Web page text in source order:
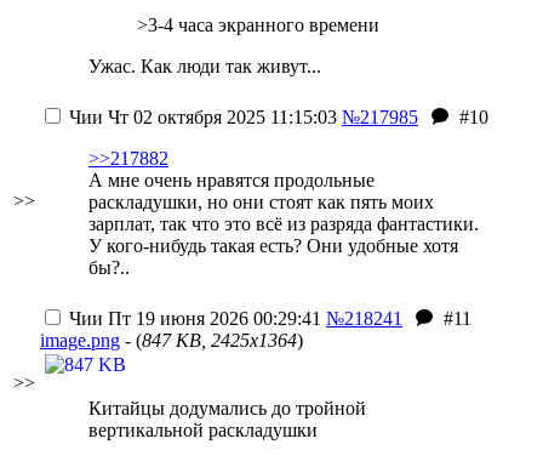
>3-4 часа экранного времени
Ужас. Как люди так живут...
>>
Чии Чт 02 октября 2025 11:15:03 №217985
#10
>>217882
А мне очень нравятся продольные
раскладушки, но они стоят как пять моих
зарплат, так что это всё из разряда фантастики.
У кого-нибудь такая есть? Они удобные хотя
бы?..
>>
Чии Пт 19 июня 2026 00:29:41 №218241
#11
image.png - (847 KB, 2425x1364)
Китайцы додумались до тройной
вертикальной раскладушки